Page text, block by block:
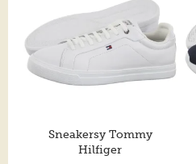
Sneakersy Tommy
Hilfiger